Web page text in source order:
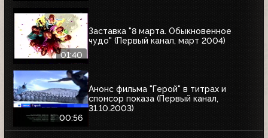
01:40
Заставка "8 марта. Обыкновенное
чудо" (Первый канал, март 2004)
00:56
Анонс фильма "Герой" в титрах и
спонсор показа (Первый канал,
31.10.2003)